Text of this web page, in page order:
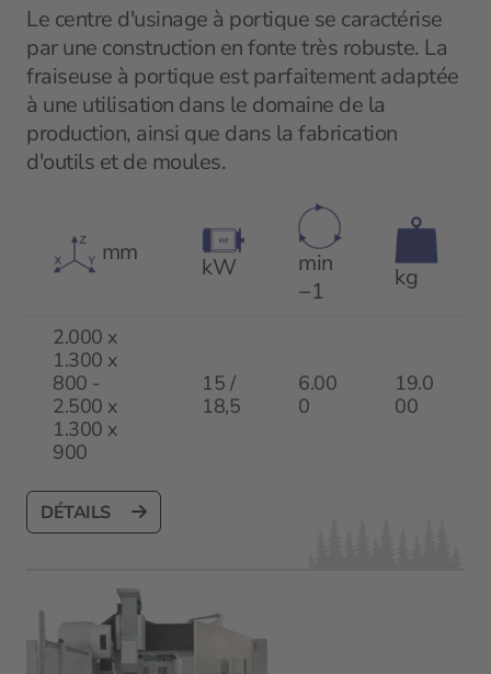
Le centre d'usinage à portique se caractérise
par une construction en fonte très robuste. La
fraiseuse à portique est parfaitement adaptée
à une utilisation dans le domaine de la
production, ainsi que dans la fabrication
d'outils et de moules.
mm
kW
min
−1
kg
2.000 x
1.300 x
800 -
2.500 x
1.300 x
900
15 /
18,5
6.00
0
19.0
00
DÉTAILS